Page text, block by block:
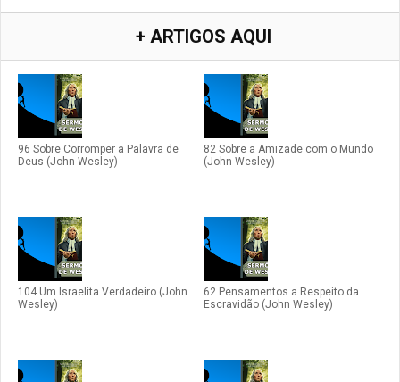
+ ARTIGOS AQUI
96 Sobre Corromper a Palavra de
Deus (John Wesley)
82 Sobre a Amizade com o Mundo
(John Wesley)
104 Um Israelita Verdadeiro (John
Wesley)
62 Pensamentos a Respeito da
Escravidão (John Wesley)